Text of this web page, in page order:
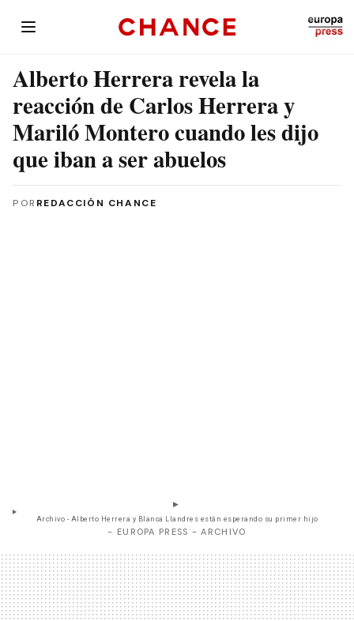
Alberto Herrera revela la
reacción de Carlos Herrera y
Mariló Montero cuando les dijo
que iban a ser abuelos
POR REDACCIÓN CHANCE
Archivo - Alberto Herrera y Blanca Llandres están esperando su primer hijo
- EUROPA PRESS - ARCHIVO